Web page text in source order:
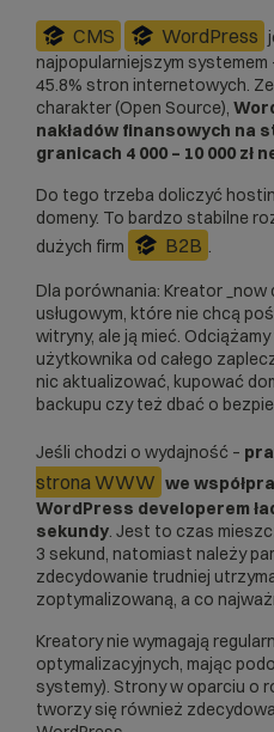
CMS WordPress
najpopularniejszym systemem
45.8% stron internetowych.
charakter (Open Source),
nakładów finansowych na
granicach 4 000 – 10 000 zł
Do tego trzeba doliczyć
domeny. To bardzo stabilne
dużych firm
B2B .
Dla porównania: Kreator _now
usługowym, które nie chcą
witryny, ale ją mieć.
użytkownika od całego
nic aktualizować, kupować
backupu czy też dbać o
Jeśli chodzi o wydajność –
strona WWW we
WordPress developerem
sekundy. Jest to czas
3 sekund, natomiast należy
zdecydowanie trudniej
zoptymalizowaną, a co
Kreatory nie wymagają
optymalizacyjnych, mając
systemy). Strony w oparciu o
tworzy się również